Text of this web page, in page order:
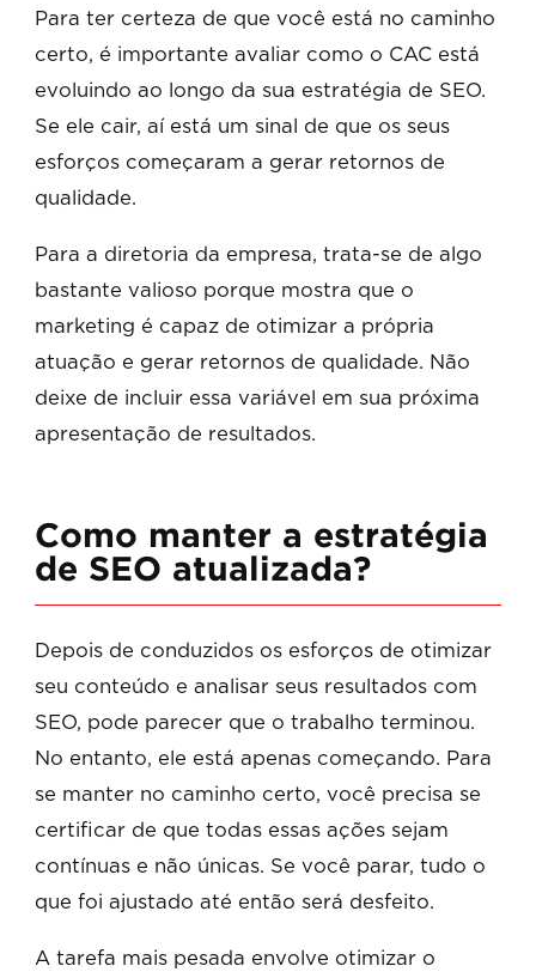
Para ter certeza de que você está no caminho
certo, é importante avaliar como o CAC está
evoluindo ao longo da sua estratégia de SEO.
Se ele cair, aí está um sinal de que os seus
esforços começaram a gerar retornos de
qualidade.
Para a diretoria da empresa, trata-se de algo
bastante valioso porque mostra que o
marketing é capaz de otimizar a própria
atuação e gerar retornos de qualidade. Não
deixe de incluir essa variável em sua próxima
apresentação de resultados.
Como manter a estratégia
de SEO atualizada?
Depois de conduzidos os esforços de otimizar
seu conteúdo e analisar seus resultados com
SEO, pode parecer que o trabalho terminou.
No entanto, ele está apenas começando. Para
se manter no caminho certo, você precisa se
certificar de que todas essas ações sejam
contínuas e não únicas. Se você parar, tudo o
que foi ajustado até então será desfeito.
A tarefa mais pesada envolve otimizar o